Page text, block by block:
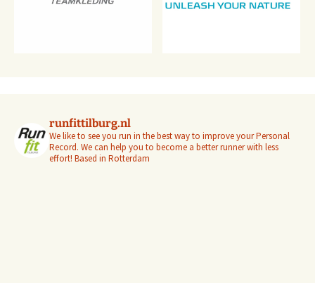
runfittilburg.nl
We like to see you run in the best way to improve your Personal
Record. We can help you to become a better runner with less
effort! Based in Rotterdam